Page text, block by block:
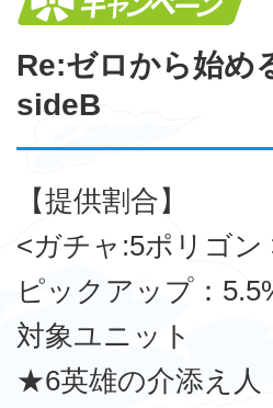
Re:ゼロから始め
sideB
【提供割合】
<ガチャ:5ポリゴン
ピックアップ：
対象ユニット
★6英雄の介添え人